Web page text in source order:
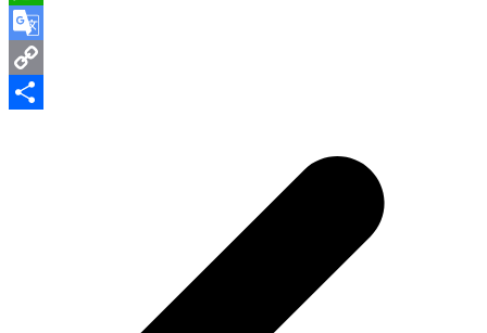
WhatsApp
Google
Translate
Copy